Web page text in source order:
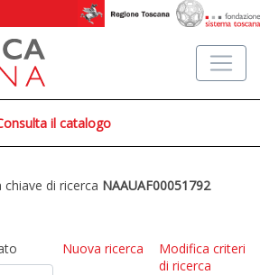
il catalogo
di ricerca NAAUAF00051792
Nuova ricerca
Modifica criteri
di ricerca